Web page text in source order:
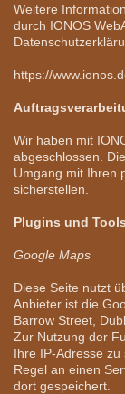
Weitere
durch IONOS
https://
Wir haben mit
abgeschlossen.
Umgang mit Ihren
sicherstellen.
Plugins und Tools
Google Maps
Diese Seite nutzt
Anbieter ist die
Barrow Street,
Zur Nutzung der
Ihre IP-Adresse
Regel an einen
dort gespeichert.